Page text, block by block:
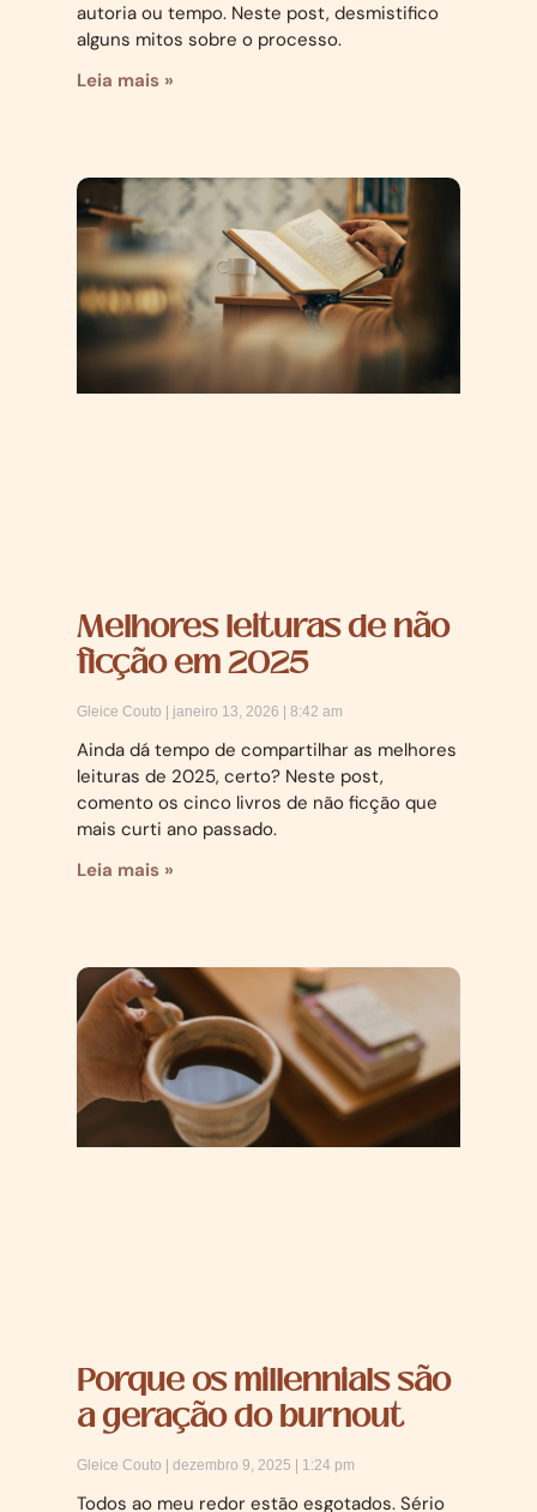
autoria ou tempo. Neste post, desmistifico
alguns mitos sobre o processo.
Leia mais »
Melhores leituras de não
ficção em 2025
Gleice Couto janeiro 13, 2026 8:42 am
Ainda dá tempo de compartilhar as melhores
leituras de 2025, certo? Neste post,
comento os cinco livros de não ficção que
mais curti ano passado.
Leia mais »
Porque os millennials são
a geração do burnout
Gleice Couto dezembro 9, 2025 1:24 pm
Todos ao meu redor estão esgotados. Sério